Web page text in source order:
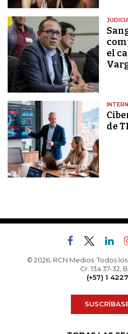
el
de
© 2026, RCN Medios. Todos
Cr. 13a 37-32,
(+57) 1